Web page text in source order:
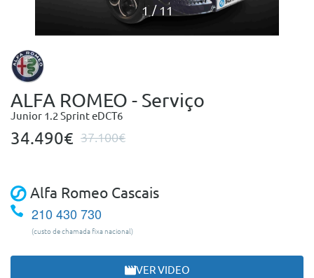
1 11
ALFA ROMEO - Serviço
Junior 1.2 Sprint eDCT6
34.490€ 37.100€
Alfa Romeo Cascais
210 430 730
(custo de chamada fixa nacional)
VER VIDEO